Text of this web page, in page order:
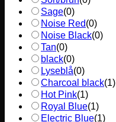
Sage(0)
Noise Red(0)
Noise Black(0)
Tan(0)
black(0)
Lyseblå(0)
Charcoal black(1)
Hot Pink(1)
Royal Blue(1)
Electric Blue(1)